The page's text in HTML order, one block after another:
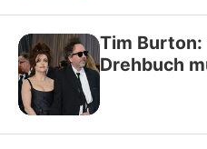
Tim
Drehbuch